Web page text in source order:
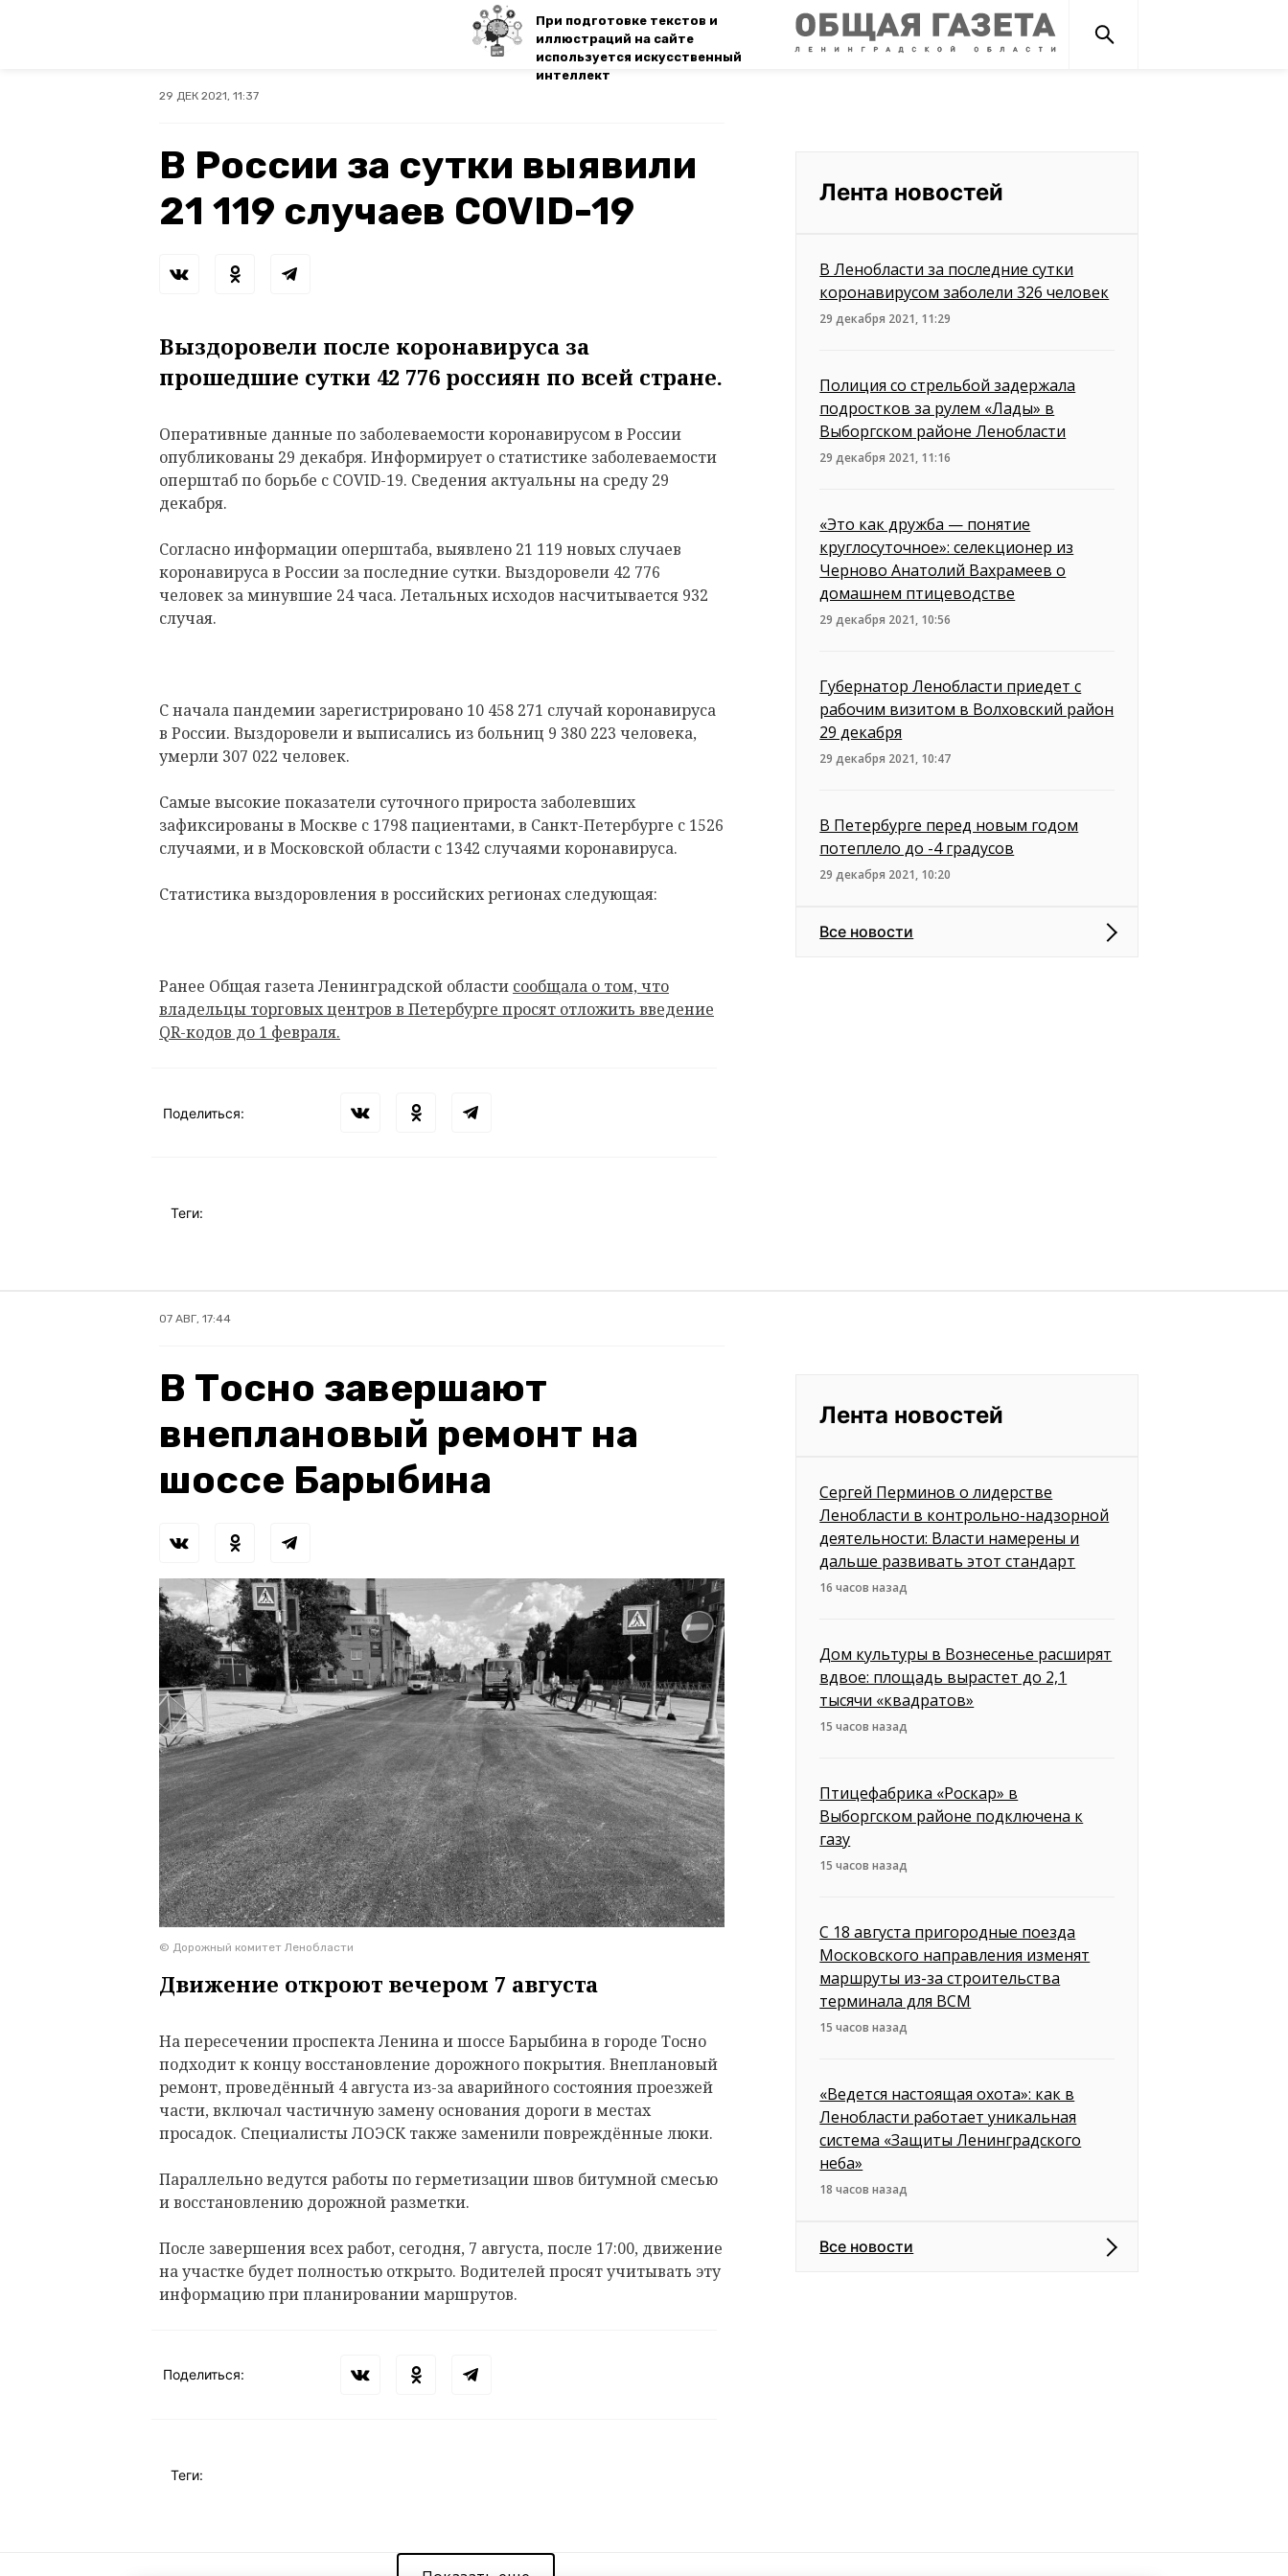
При подготовке текстов и
иллюстраций на сайте
используется искусственный
интеллект
29 ДЕК 2021, 11:37
В России за сутки выявили
21 119 случаев COVID-19
Выздоровели после коронавируса за
прошедшие сутки 42 776 россиян по всей стране.
Оперативные данные по заболеваемости коронавирусом в России
опубликованы 29 декабря. Информирует о статистике заболеваемости
оперштаб по борьбе с COVID-19. Сведения актуальны на среду 29
декабря.
Согласно информации оперштаба, выявлено 21 119 новых случаев
коронавируса в России за последние сутки. Выздоровели 42 776
человек за минувшие 24 часа. Летальных исходов насчитывается 932
случая.
С начала пандемии зарегистрировано 10 458 271 случай коронавируса
в России. Выздоровели и выписались из больниц 9 380 223 человека,
умерли 307 022 человек.
Самые высокие показатели суточного прироста заболевших
зафиксированы в Москве с 1798 пациентами, в Санкт-Петербурге с 1526
случаями, и в Московской области с 1342 случаями коронавируса.
Статистика выздоровления в российских регионах следующая:
Ранее Общая газета Ленинградской области сообщала о том, что
владельцы торговых центров в Петербурге просят отложить введение
QR-кодов до 1 февраля.
Поделиться:
Теги:
Лента новостей
В Ленобласти за последние сутки
коронавирусом заболели 326 человек
29 декабря 2021, 11:29
Полиция со стрельбой задержала
подростков за рулем «Лады» в
Выборгском районе Ленобласти
29 декабря 2021, 11:16
«Это как дружба — понятие
круглосуточное»: селекционер из
Черново Анатолий Вахрамеев о
домашнем птицеводстве
29 декабря 2021, 10:56
Губернатор Ленобласти приедет с
рабочим визитом в Волховский район
29 декабря
29 декабря 2021, 10:47
В Петербурге перед новым годом
потеплело до -4 градусов
29 декабря 2021, 10:20
Все новости
07 АВГ, 17:44
В Тосно завершают
внеплановый ремонт на
шоссе Барыбина
© Дорожный комитет Ленобласти
Движение откроют вечером 7 августа
На пересечении проспекта Ленина и шоссе Барыбина в городе Тосно
подходит к концу восстановление дорожного покрытия. Внеплановый
ремонт, проведённый 4 августа из-за аварийного состояния проезжей
части, включал частичную замену основания дороги в местах
просадок. Специалисты ЛОЭСК также заменили повреждённые люки.
Параллельно ведутся работы по герметизации швов битумной смесью
и восстановлению дорожной разметки.
После завершения всех работ, сегодня, 7 августа, после 17:00, движение
на участке будет полностью открыто. Водителей просят учитывать эту
информацию при планировании маршрутов.
Поделиться:
Теги:
Лента новостей
Сергей Перминов о лидерстве
Ленобласти в контрольно-надзорной
деятельности: Власти намерены и
дальше развивать этот стандарт
16 часов назад
Дом культуры в Вознесенье расширят
вдвое: площадь вырастет до 2,1
тысячи «квадратов»
15 часов назад
Птицефабрика «Роскар» в
Выборгском районе подключена к
газу
15 часов назад
С 18 августа пригородные поезда
Московского направления изменят
маршруты из-за строительства
терминала для ВСМ
15 часов назад
«Ведется настоящая охота»: как в
Ленобласти работает уникальная
система «Защиты Ленинградского
неба»
18 часов назад
Все новости